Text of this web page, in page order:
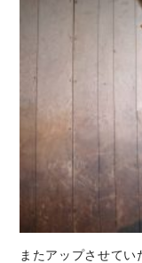
またアップさせてい